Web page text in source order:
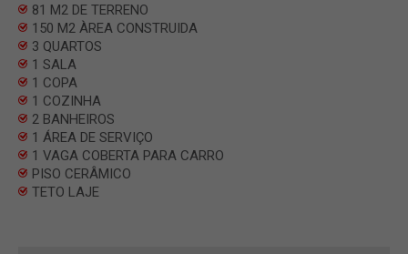
81 M2 DE TERRENO
150 M2 ÀREA CONSTRUIDA
3 QUARTOS
1 SALA
1 COPA
1 COZINHA
2 BANHEIROS
1 ÁREA DE SERVIÇO
1 VAGA COBERTA PARA CARRO
PISO CERÂMICO
TETO LAJE